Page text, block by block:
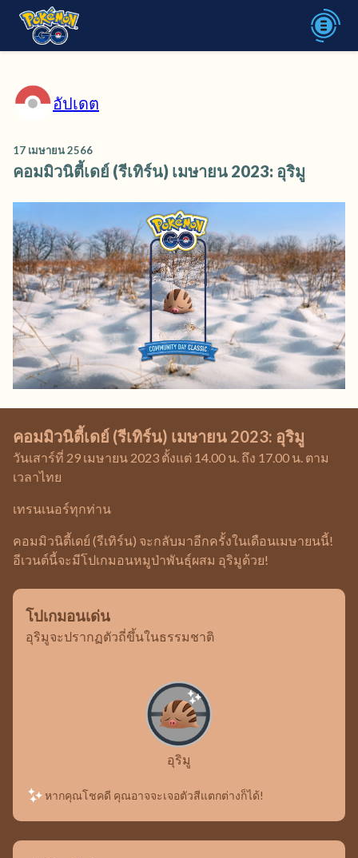
อัปเดต
17 เมษายน 2566
คอมมิวนิตี้เดย์ (รีเทิร์น) เมษายน 2023: อุริมู
คอมมิวนิตี้เดย์ (รีเทิร์น) เมษายน 2023: อุริมู
วันเสาร์ที่ 29 เมษายน 2023 ตั้งแต่ 14.00 น. ถึง 17.00 น. ตาม
เวลาไทย
เทรนเนอร์ทุกท่าน
คอมมิวนิตี้เดย์ (รีเทิร์น) จะกลับมาอีกครั้งในเดือนเมษายนนี้!
อีเวนต์นี้จะมีโปเกมอนหมูป่าพันธุ์ผสม อุริมูด้วย!
โปเกมอนเด่น
อุริมูจะปรากฏตัวถี่ขึ้นในธรรมชาติ
อุริมู
หากคุณโชคดี คุณอาจจะเจอตัวสีแตกต่างก็ได้!